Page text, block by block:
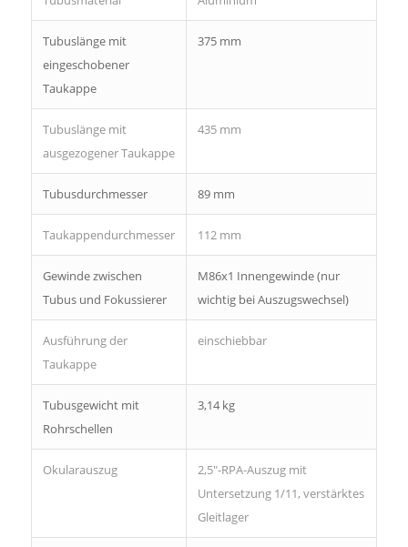
Tubuslänge mit
eingeschobener
Taukappe
375 mm
Tubuslänge mit
ausgezogener Taukappe
435 mm
Tubusdurchmesser 89 mm
Taukappendurchmesser 112 mm
Gewinde zwischen
Tubus und Fokussierer
M86x1 Innengewinde (nur
wichtig bei Auszugswechsel)
Ausführung der
Taukappe
einschiebbar
Tubusgewicht mit
Rohrschellen
3,14 kg
Okularauszug
2,5″-RPA-Auszug mit
Untersetzung 1/11, verstärktes
Gleitlager